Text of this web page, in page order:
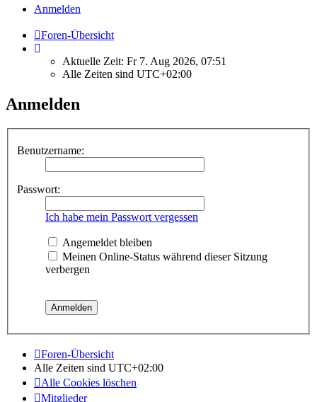
Anmelden
Foren-Übersicht
Aktuelle Zeit: Fr 7. Aug 2026, 07:51
Alle Zeiten sind UTC+02:00
Anmelden
Benutzername:
Passwort:
Ich habe mein Passwort vergessen
Angemeldet bleiben
Meinen Online-Status während dieser Sitzung
verbergen
Foren-Übersicht
Alle Zeiten sind UTC+02:00
Alle Cookies löschen
Mitglieder